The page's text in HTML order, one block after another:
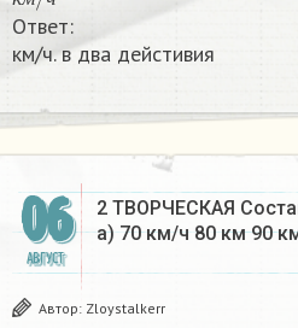
км ч
Ответ:
км/ч. в два дейстивия​
06
АВГУСТ
2 ТВОРЧЕСКАЯ
a) 70 км/ч 80 км 90
Автор: Zloystalkerr